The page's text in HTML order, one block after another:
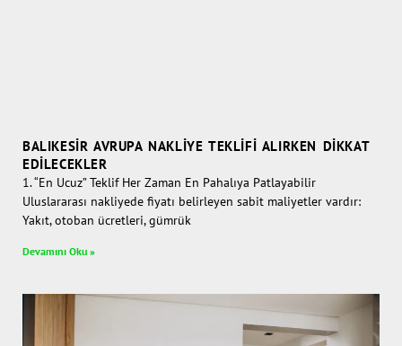
BALIKESIR AVRUPA NAKLIYE TEKLIFI ALIRKEN DIKKAT
EDILECEKLER
1. “En Ucuz” Teklif Her Zaman En Pahalıya Patlayabilir
Uluslararası nakliyede fiyatı belirleyen sabit maliyetler vardır:
Yakıt, otoban ücretleri, gümrük
Devamını Oku »